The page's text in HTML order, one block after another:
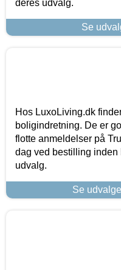
deres udvalg.
Se
Hos LuxoLiving.dk
boligindretning. De er
flotte anmeldelser på
dag ved bestilling inden
udvalg.
Se